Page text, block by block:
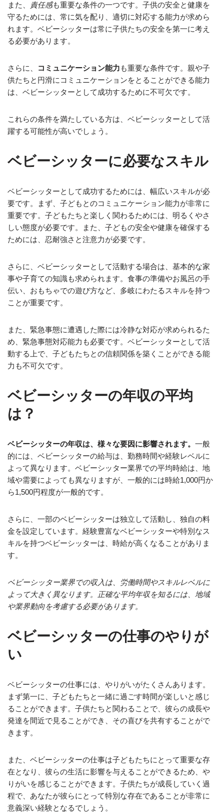
また、 責任感も重要な条件の一つです。子供の安全と健康を
守るためには、常に気を配り、適切に対応する能力が求めら
れます。ベビーシッターは常に子供たちの安全を第一に考え
る必要があります。
さらに、 コミュニケーション能力 も重要な条件です。親や子
供たちと円滑にコミュニケーションをとることができる能力
は、ベビーシッターとして成功するために不可欠です。
これらの条件を満たしている方は、ベビーシッターとして活
躍する可能性が高いでしょう。
ベビーシッターに必要なスキル
ベビーシッターとして成功するためには、幅広いスキルが必
要です。まず、子どもとのコミュニケーション能力が非常に
重要です。子どもたちと楽しく関わるためには、明るくやさ
しい態度が必要です。また、子どもの安全や健康を確保する
ためには、忍耐強さと注意力が必要です。
さらに、ベビーシッターとして活動する場合は、基本的な家
事や子育ての知識も求められます。食事の準備やお風呂の手
伝い、おもちゃでの遊び方など、多岐にわたるスキルを持つ
ことが重要です。
また、緊急事態に遭遇した際には冷静な対応が求められるた
め、緊急事態対応能力も必要です。ベビーシッターとして活
動する上で、子どもたちとの信頼関係を築くことができる能
力も不可欠です。
ベビーシッターの年収の平均
は？
ベビーシッターの年収は、様々な要因に影響されます。 一般
的には、ベビーシッターの給与は、勤務時間や経験レベルに
よって異なります。ベビーシッター業界での平均時給は、地
域や需要によっても異なりますが、一般的には時給1,000円か
ら1,500円程度が一般的です。
さらに、一部のベビーシッターは独立して活動し、独自の料
金を設定しています。経験豊富なベビーシッターや特別なス
キルを持つベビーシッターは、時給が高くなることがありま
す。
ベビーシッター業界での収入は、労働時間やスキルレベルに
よって大きく異なります。正確な平均年収を知るには、地域
や業界動向を考慮する必要があります。
ベビーシッターの仕事のやりが
い
ベビーシッターの仕事には、やりがいがたくさんあります。
まず第一に、子どもたちと一緒に過ごす時間が楽しいと感じ
ることができます。子供たちと関わることで、彼らの成長や
発達を間近で見ることができ、その喜びを共有することがで
きます。
また、ベビーシッターの仕事は子どもたちにとって重要な存
在となり、彼らの生活に影響を与えることができるため、や
りがいを感じることができます。子供たちが成長していく過
程で、あなたが彼らにとって特別な存在であることが非常に
意義深い経験となるでしょう。